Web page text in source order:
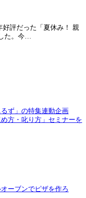
好評だった「夏休み！ 親
た。今…
ず」の特集連動企画
方・叱り方」セミナーを
ーブンでピザを作ろ